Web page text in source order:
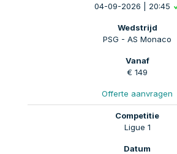
04-09-2026 | 20:45
PSG - AS Monaco
€ 149
Offerte aanvragen
Ligue 1